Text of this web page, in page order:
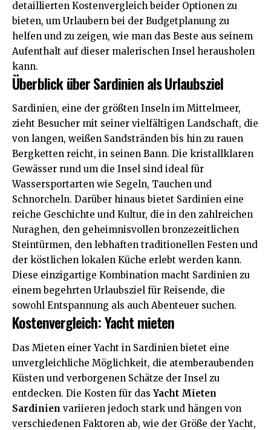
detaillierten Kostenvergleich beider Optionen zu
bieten, um Urlaubern bei der Budgetplanung zu
helfen und zu zeigen, wie man das Beste aus seinem
Aufenthalt auf dieser malerischen Insel herausholen
kann.
Überblick über Sardinien als Urlaubsziel
Sardinien, eine der größten Inseln im Mittelmeer,
zieht Besucher mit seiner vielfältigen Landschaft, die
von langen, weißen Sandstränden bis hin zu rauen
Bergketten reicht, in seinen Bann. Die kristallklaren
Gewässer rund um die Insel sind ideal für
Wassersportarten wie Segeln, Tauchen und
Schnorcheln. Darüber hinaus bietet Sardinien eine
reiche Geschichte und Kultur, die in den zahlreichen
Nuraghen, den geheimnisvollen bronzezeitlichen
Steintürmen, den lebhaften traditionellen Festen und
der köstlichen lokalen Küche erlebt werden kann.
Diese einzigartige Kombination macht Sardinien zu
einem begehrten Urlaubsziel für Reisende, die
sowohl Entspannung als auch Abenteuer suchen.
Kostenvergleich: Yacht mieten
Das Mieten einer Yacht in Sardinien bietet eine
unvergleichliche Möglichkeit, die atemberaubenden
Küsten und verborgenen Schätze der Insel zu
entdecken. Die Kosten für das Yacht Mieten
Sardinien variieren jedoch stark und hängen von
verschiedenen Faktoren ab, wie der Größe der Yacht,